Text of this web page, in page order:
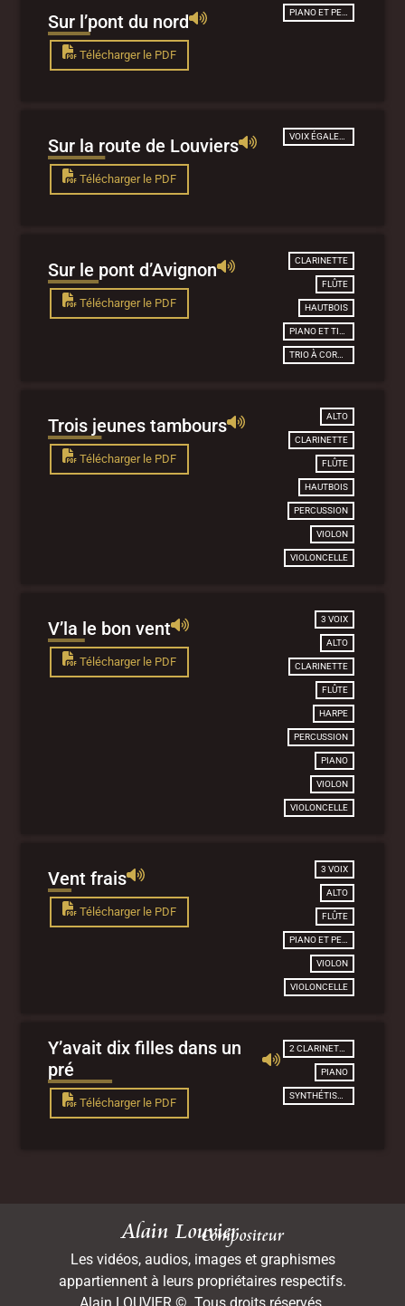
Sur l’pont du nord
Télécharger le PDF
PIANO ET PERCUSSION
Sur la route de Louviers
Télécharger le PDF
VOIX ÉGALES ET PIANO
Sur le pont d’Avignon
Télécharger le PDF
CLARINETTE
FLÛTE
HAUTBOIS
TRIO À CORDES
Trois jeunes tambours
Télécharger le PDF
ALTO
CLARINETTE
FLÛTE
HAUTBOIS
PERCUSSION
VIOLON
VIOLONCELLE
V’la le bon vent
Télécharger le PDF
3 VOIX
ALTO
CLARINETTE
FLÛTE
HARPE
PERCUSSION
PIANO
VIOLON
VIOLONCELLE
Vent frais
Télécharger le PDF
3 VOIX
ALTO
FLÛTE
PIANO ET PERCUSSION
VIOLON
VIOLONCELLE
Y’avait dix filles dans un
pré
Télécharger le PDF
2 CLARINETTES
PIANO
SYNTHÉTISEUR
Alain LouvierCompositeur
Les vidéos, audios, images et graphismes
appartiennent à leurs propriétaires respectifs.